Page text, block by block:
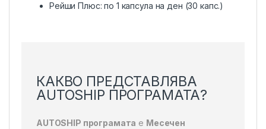
Рейши Плюс: по 1 капсула на ден (30 капс.)
КАКВО ПРЕДСТАВЛЯВА
AUTOSHIP ПРОГРАМАТА?
AUTOSHIP програмата е Месечен